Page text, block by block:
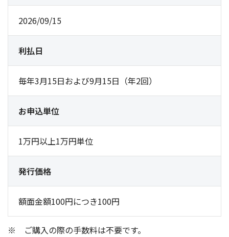
2026/09/15
利払日
毎年3月15日および9月15日（年2回）
お申込単位
1万円以上1万円単位
発行価格
額面金額100円につき100円
ご購入の際の手数料は不要です。